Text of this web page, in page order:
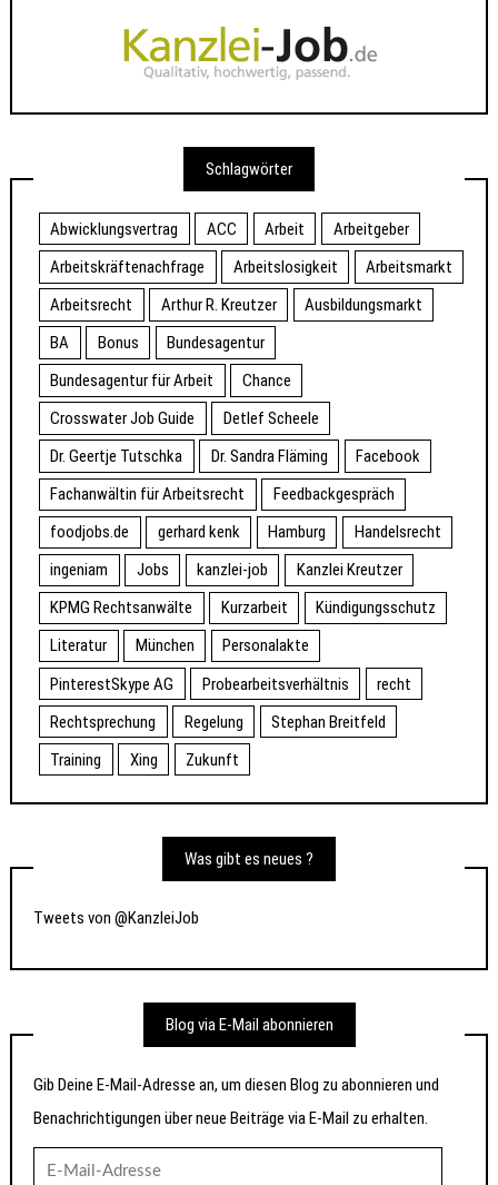
Schlagwörter
Abwicklungsvertrag ACC Arbeit
Arbeitgeber
Arbeitskräftenachfrage
Arbeitslosigkeit
Arbeitsmarkt
Arbeitsrecht
Arthur R. Kreutzer
Ausbildungsmarkt
BA
Bonus
Bundesagentur
Bundesagentur für Arbeit
Chance
Crosswater Job Guide
Detlef Scheele
Dr. Geertje Tutschka
Dr. Sandra Fläming
Facebook
Fachanwältin für Arbeitsrecht
Feedbackgespräch
foodjobs.de
gerhard kenk Hamburg
Handelsrecht
ingeniam
Jobs kanzlei-job
Kanzlei Kreutzer
KPMG Rechtsanwälte
Kurzarbeit
Kündigungsschutz
Literatur
München
Personalakte
PinterestSkype AG
Probearbeitsverhältnis
recht
Rechtsprechung
Regelung
Stephan Breitfeld
Training
Xing Zukunft
Was gibt es neues ?
Tweets von @KanzleiJob
Blog via E-Mail abonnieren
Gib Deine E-Mail-Adresse an, um diesen Blog zu abonnieren und
Benachrichtigungen über neue Beiträge via E-Mail zu erhalten.